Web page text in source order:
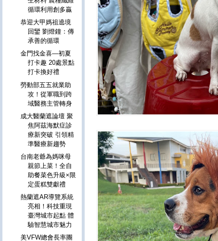
循環利用創多贏
恭迎大甲媽祖遶境
回鑾 劉燈鐘：傳
承善的循環
金門找金喜—初夏
打卡趣 20處景點
打卡換好禮
勞動部五五就業助
攻！從軍職到跨
域醫務主管轉身
成大醫蘭遮論壇 聚
焦阿茲海默症診
療新突破 引領精
準醫療新趨勢
台南老爺為媽咪母
親節上菜！全自
助餐菜色升級×限
定蛋糕雙獻禮
熱蘭遮AR導覽系統
亮相！科技重現
臺灣城市起點 體
驗智慧城市魅力
美VFW總會長率團